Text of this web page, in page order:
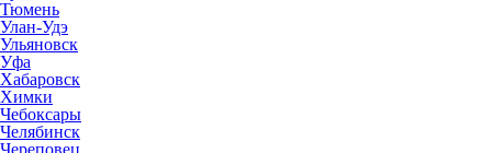
Тюмень
Улан-Удэ
Ульяновск
Уфа
Хабаровск
Химки
Чебоксары
Челябинск